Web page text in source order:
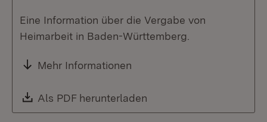
Eine Information über die Vergabe von
Heimarbeit in Baden-Württemberg.
Mehr Informationen
Download:
Als PDF herunterladen